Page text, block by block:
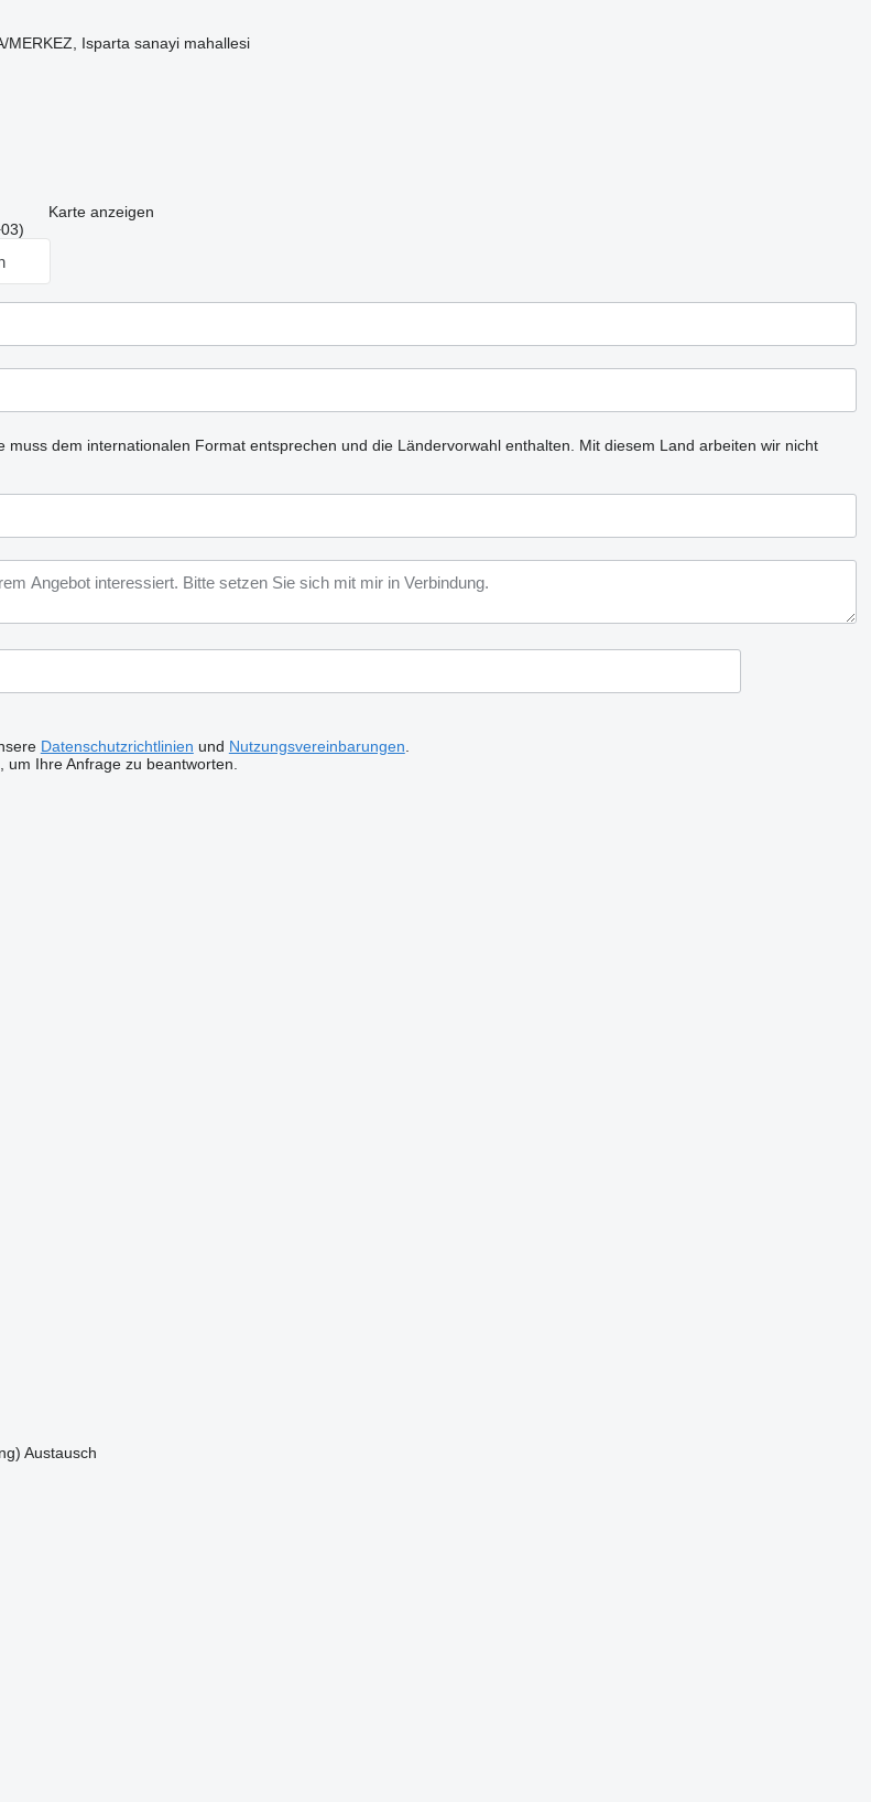
MERKEZ, Isparta sanayi mahallesi
Karte anzeigen
muss dem internationalen Format entsprechen und die Ländervorwahl enthalten.
Mit diesem Land arbeiten wir nicht
Datenschutzrichtlinien und Nutzungsvereinbarungen
Ihre Anfrage zu beantworten.
Austausch